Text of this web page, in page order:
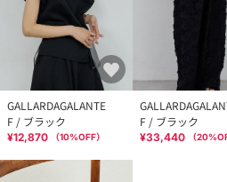
GALLARDAGALANTE
F / ブラック
¥12,870 （10%OFF）
F / ブラック
¥33,440 （20